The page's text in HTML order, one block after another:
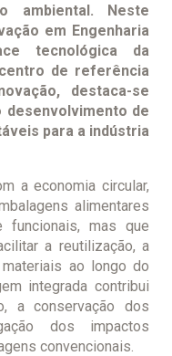
ambiental. Neste
em Engenharia
tecnológica da
de referência
destaca-se
de
para a indústria
a economia circular,
alimentares
mas que
a reutilização, a
ao longo do
integrada contribui
a conservação dos
dos impactos
convencionais.